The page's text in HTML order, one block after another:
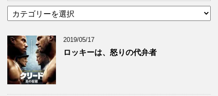
テ
リ
ア
ー
カ
2019/05/17
ロッキーは、怒りの代弁者